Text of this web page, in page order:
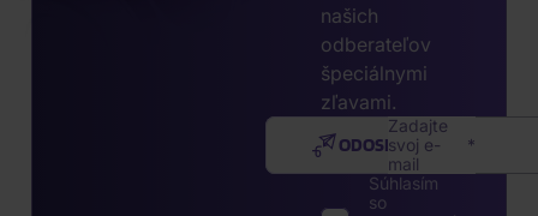
našich
odberateľov
špeciálnymi
zľavami.
Zadajte
svoj e-
mail
ODOSLAŤ
Súhlasím
so